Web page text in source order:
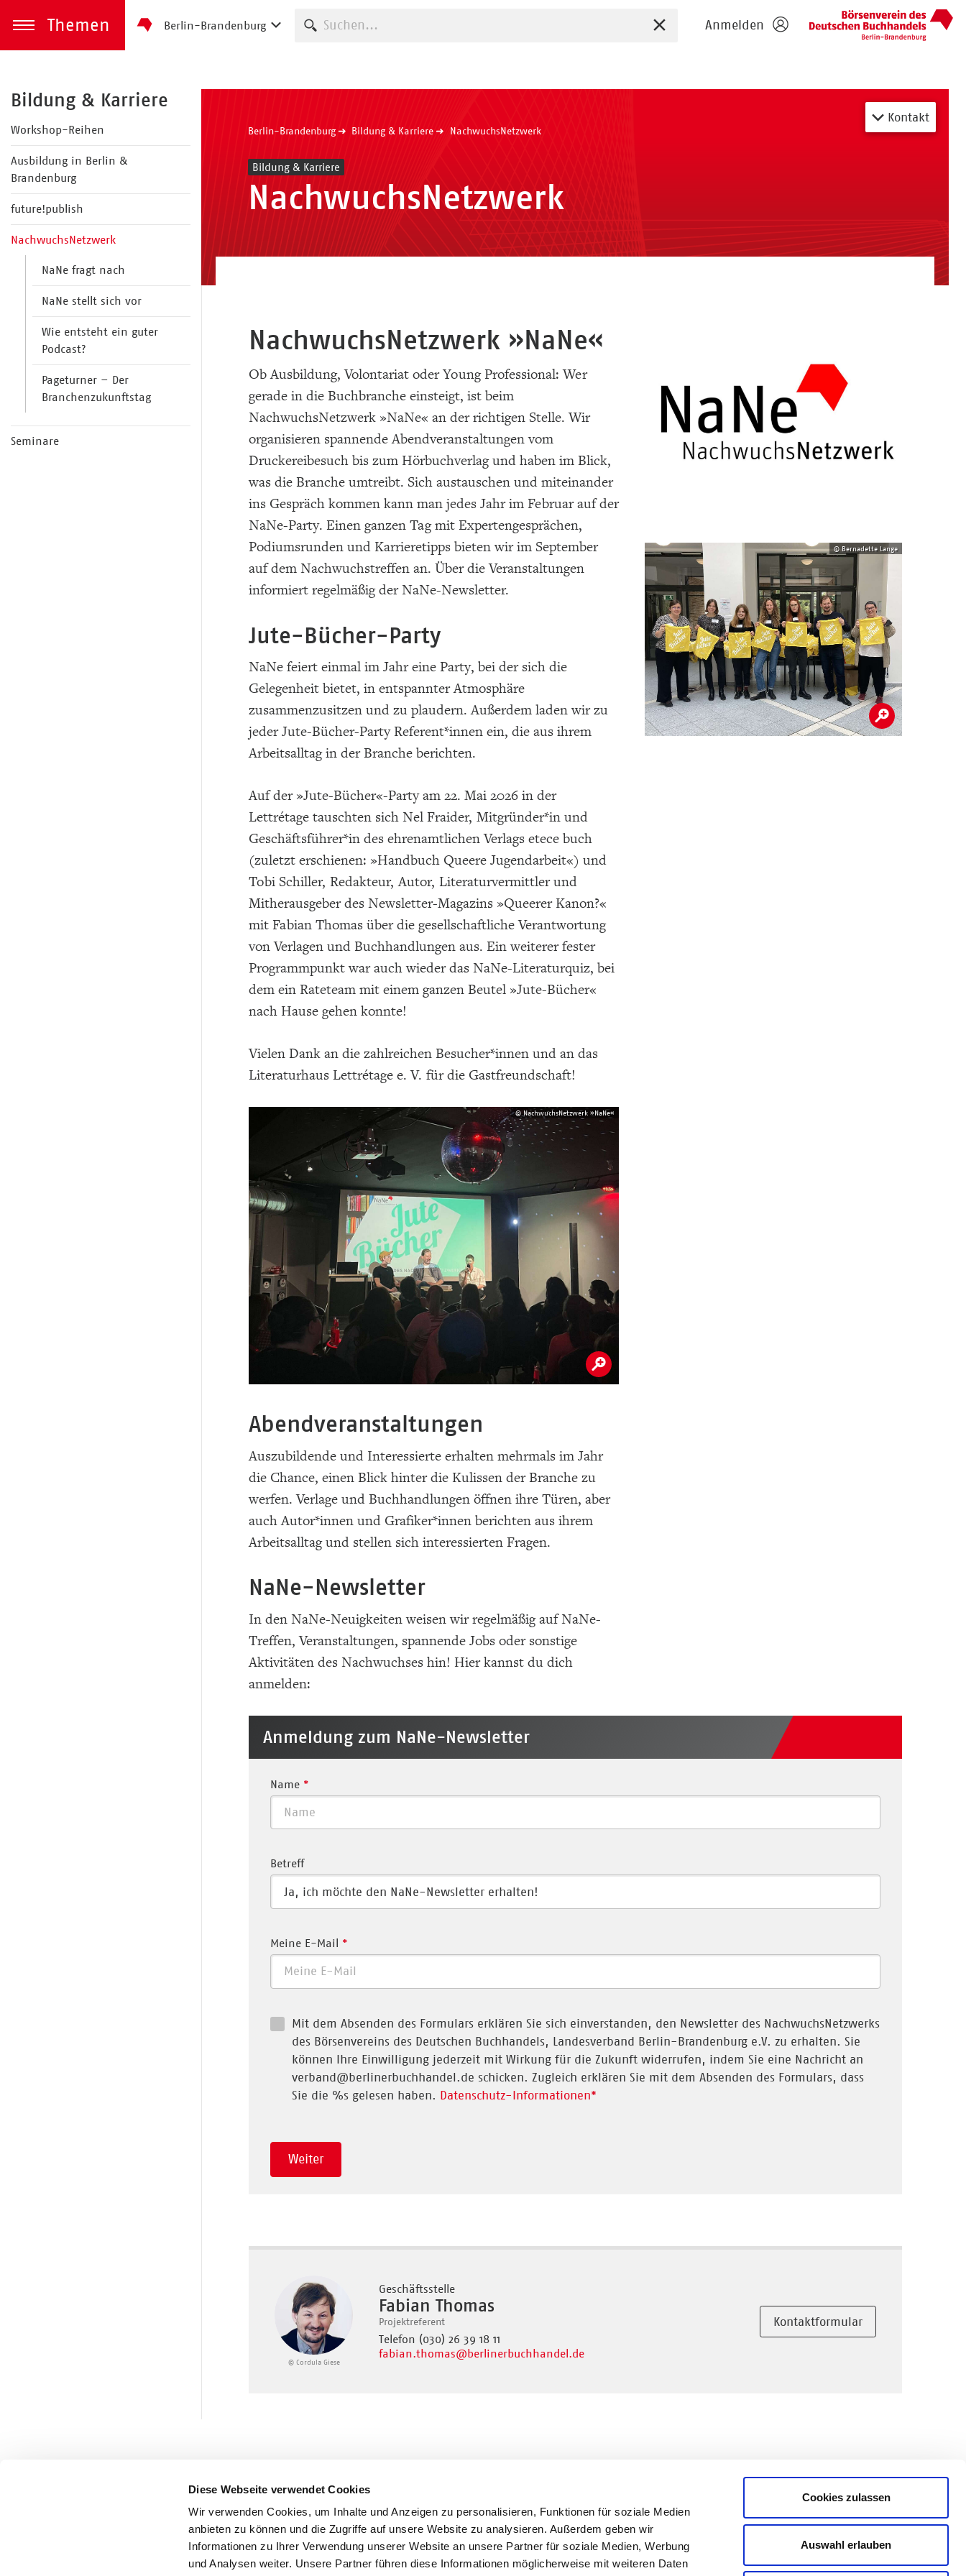
Diese Webseite verwendet Cookies
Wir verwenden Cookies, um Inhalte und Anzeigen zu personalisieren, Funktionen für soziale Medien
anbieten zu können und die Zugriffe auf unsere Website zu analysieren. Außerdem geben wir
Informationen zu Ihrer Verwendung unserer Website an unsere Partner für soziale Medien, Werbung
und Analysen weiter. Unsere Partner führen diese Informationen möglicherweise mit weiteren Daten
Cookies zulassen
Auswahl erlauben
zum Inhalt springen
Themen
Menü öffnen
Berlin-Brandenburg Suche starten Sucheingabe zurücksetzen
Anmelden
Bildung & Karriere
Workshop-Reihen
Ausbildung in Berlin &
Brandenburg
future!publish
NachwuchsNetzwerk
NaNe fragt nach
NaNe stellt sich vor
Wie entsteht ein guter
Podcast?
Pageturner ­­­­– Der
Branchenzukunftstag
Seminare
Kontakt
Berlin-Brandenburg Bildung & Karriere NachwuchsNetzwerk
Bildung & Karriere
NachwuchsNetzwerk
NachwuchsNetzwerk »NaNe«
Ob Ausbildung, Volontariat oder Young Professional: Wer
gerade in die Buchbranche einsteigt, ist beim
NachwuchsNetzwerk »NaNe« an der richtigen Stelle. Wir
organisieren spannende Abendveranstaltungen vom
Druckereibesuch bis zum Hörbuchverlag und haben im Blick,
was die Branche umtreibt. Sich austauschen und miteinander
ins Gespräch kommen kann man jedes Jahr im Februar auf der
NaNe-Party. Einen ganzen Tag mit Expertengesprächen,
Podiumsrunden und Karrieretipps bieten wir im September
auf dem Nachwuchstreffen an. Über die Veranstaltungen
informiert regelmäßig der NaNe-Newsletter.
Jute-Bücher-Party
NaNe feiert einmal im Jahr eine Party, bei der sich die
Gelegenheit bietet, in entspannter Atmosphäre
zusammenzusitzen und zu plaudern. Außerdem laden wir zu
jeder Jute-Bücher-Party Referent*innen ein, die aus ihrem
Arbeitsalltag in der Branche berichten.
Auf der »Jute-Bücher«-Party am 22. Mai 2026 in der
Lettrétage tauschten sich Nel Fraider, Mitgründer*in und
Geschäftsführer*in des ehrenamtlichen Verlags etece buch
(zuletzt erschienen: »Handbuch Queere Jugendarbeit«) und
Tobi Schiller, Redakteur, Autor, Literaturvermittler und
Mitherausgeber des Newsletter-Magazins »Queerer Kanon?«
mit Fabian Thomas über die gesellschaftliche Verantwortung
von Verlagen und Buchhandlungen aus. Ein weiterer fester
Programmpunkt war auch wieder das NaNe-Literaturquiz, bei
dem ein Rateteam mit einem ganzen Beutel »Jute-Bücher«
nach Hause gehen konnte!
Vielen Dank an die zahlreichen Besucher*innen und an das
Literaturhaus Lettrétage e. V. für die Gastfreundschaft!
© NachwuchsNetzwerk »NaNe«
Abendveranstaltungen
Auszubildende und Interessierte erhalten mehrmals im Jahr
die Chance, einen Blick hinter die Kulissen der Branche zu
werfen. Verlage und Buchhandlungen öffnen ihre Türen, aber
auch Autor*innen und Grafiker*innen berichten aus ihrem
Arbeitsalltag und stellen sich interessierten Fragen.
NaNe-Newsletter
In den NaNe-Neuigkeiten weisen wir regelmäßig auf NaNe-
Treffen, Veranstaltungen, spannende Jobs oder sonstige
Aktivitäten des Nachwuchses hin! Hier kannst du dich
anmelden:
© Bernadette Lange
Anmeldung zum NaNe-Newsletter
Name *
Betreff
Meine E-Mail *
Mit dem Absenden des Formulars erklären Sie sich einverstanden, den Newsletter des NachwuchsNetzwerks
des Börsenvereins des Deutschen Buchhandels, Landesverband Berlin-Brandenburg e.V. zu erhalten. Sie
können Ihre Einwilligung jederzeit mit Wirkung für die Zukunft widerrufen, indem Sie eine Nachricht an
verband@berlinerbuchhandel.de schicken. Zugleich erklären Sie mit dem Absenden des Formulars, dass
Sie die %s gelesen haben. Datenschutz-Informationen*
Weiter
© Cordula Giese
Geschäftsstelle
Fabian Thomas
Projektreferent
Telefon (030) 26 39 18 11
fabian.thomas@berlinerbuchhandel.de
Kontaktformular